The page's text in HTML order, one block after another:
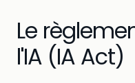
Le
l'IA (IA Act)